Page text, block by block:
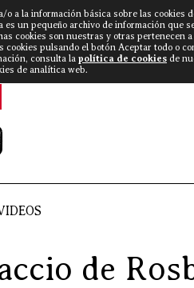
DISCARLUX▼ NOTICIAS VÍDEOS
de
o a la información básica sobre las cookies
es un pequeño archivo de información que
cookies son nuestras y otras pertenecen
cookies pulsando el botón Aceptar todo o
consulta la política de cookies de
de analítica web.